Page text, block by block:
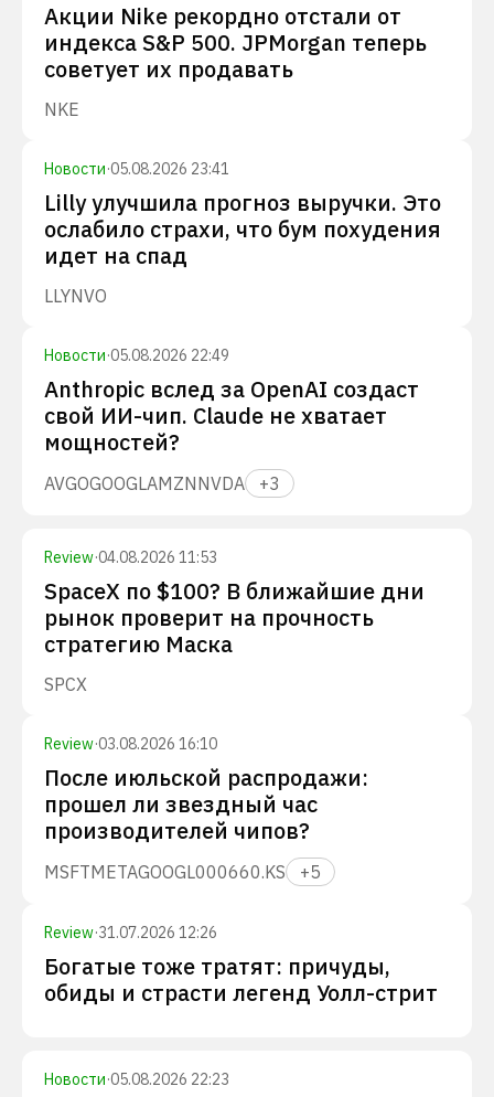
Акции Nike рекордно отстали от
индекса S&P 500. JPMorgan теперь
советует их продавать
NKE
Новости·05.08.2026 23:41
Lilly улучшила прогноз выручки. Это
ослабило страхи, что бум похудения
идет на спад
LLYNVO
Новости·05.08.2026 22:49
Anthropic вслед за OpenAI создаст
свой ИИ-чип. Claude не хватает
мощностей?
AVGOGOOGLAMZNNVDA +3
Review·04.08.2026 11:53
SpaceX по $100? В ближайшие дни
рынок проверит на прочность
стратегию Маска
SPCX
Review·03.08.2026 16:10
После июльской распродажи:
прошел ли звездный час
производителей чипов?
MSFTMETAGOOGL000660.KS +5
Review·31.07.2026 12:26
Богатые тоже тратят: причуды,
обиды и страсти легенд Уолл-стрит
Новости·05.08.2026 22:23